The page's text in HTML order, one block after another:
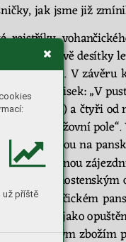
už příště
jak jsme již
rejstříky vohančickéh
é o dvě desítky
neuvádějí. V závěru
stručný přípisek: „V
(šenkhaus) a čtyři od
činžovní pole“.
ves, založenou na
na osamocenou zájez
vrchnostenským
na vohančickém
jako opuštěn
s příslušným zbožím